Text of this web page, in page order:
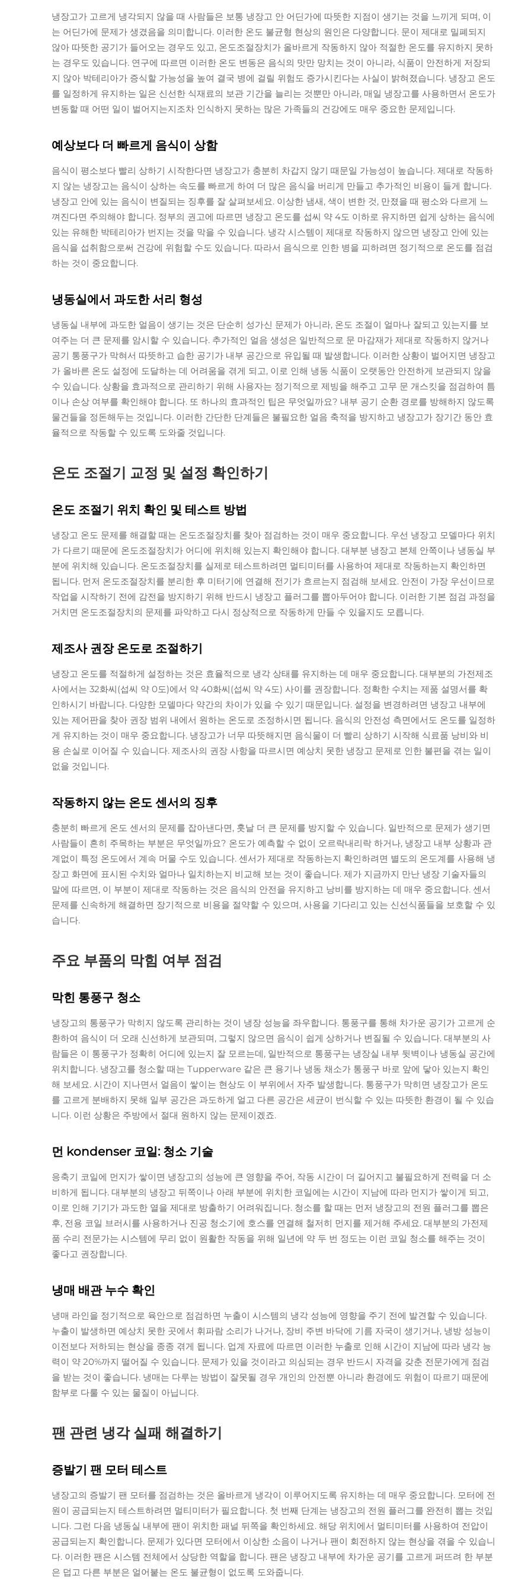
냉장고가 고르게 냉각되지 않을 때 사람들은 보통 냉장고 안 어딘가에 따뜻한 지점이 생기는 것을 느끼게 되며, 이
는 어딘가에 문제가 생겼음을 의미합니다. 이러한 온도 불균형 현상의 원인은 다양합니다. 문이 제대로 밀폐되지
않아 따뜻한 공기가 들어오는 경우도 있고, 온도조절장치가 올바르게 작동하지 않아 적절한 온도를 유지하지 못하
는 경우도 있습니다. 연구에 따르면 이러한 온도 변동은 음식의 맛만 망치는 것이 아니라, 식품이 안전하게 저장되
지 않아 박테리아가 증식할 가능성을 높여 결국 병에 걸릴 위험도 증가시킨다는 사실이 밝혀졌습니다. 냉장고 온도
를 일정하게 유지하는 일은 신선한 식재료의 보관 기간을 늘리는 것뿐만 아니라, 매일 냉장고를 사용하면서 온도가
변동할 때 어떤 일이 벌어지는지조차 인식하지 못하는 많은 가족들의 건강에도 매우 중요한 문제입니다.
예상보다 더 빠르게 음식이 상함
음식이 평소보다 빨리 상하기 시작한다면 냉장고가 충분히 차갑지 않기 때문일 가능성이 높습니다. 제대로 작동하
지 않는 냉장고는 음식이 상하는 속도를 빠르게 하여 더 많은 음식을 버리게 만들고 추가적인 비용이 들게 합니다.
냉장고 안에 있는 음식이 변질되는 징후를 잘 살펴보세요. 이상한 냄새, 색이 변한 것, 만졌을 때 평소와 다르게 느
껴진다면 주의해야 합니다. 정부의 권고에 따르면 냉장고 온도를 섭씨 약 4도 이하로 유지하면 쉽게 상하는 음식에
있는 유해한 박테리아가 번지는 것을 막을 수 있습니다. 냉각 시스템이 제대로 작동하지 않으면 냉장고 안에 있는
음식을 섭취함으로써 건강에 위험할 수도 있습니다. 따라서 음식으로 인한 병을 피하려면 정기적으로 온도를 점검
하는 것이 중요합니다.
냉동실에서 과도한 서리 형성
냉동실 내부에 과도한 얼음이 생기는 것은 단순히 성가신 문제가 아니라, 온도 조절이 얼마나 잘되고 있는지를 보
여주는 더 큰 문제를 암시할 수 있습니다. 추가적인 얼음 생성은 일반적으로 문 마감재가 제대로 작동하지 않거나
공기 통풍구가 막혀서 따뜻하고 습한 공기가 내부 공간으로 유입될 때 발생합니다. 이러한 상황이 벌어지면 냉장고
가 올바른 온도 설정에 도달하는 데 어려움을 겪게 되고, 이로 인해 냉동 식품이 오랫동안 안전하게 보관되지 않을
수 있습니다. 상황을 효과적으로 관리하기 위해 사용자는 정기적으로 제빙을 해주고 고무 문 개스킷을 점검하여 틈
이나 손상 여부를 확인해야 합니다. 또 하나의 효과적인 팁은 무엇일까요? 내부 공기 순환 경로를 방해하지 않도록
물건들을 정돈해두는 것입니다. 이러한 간단한 단계들은 불필요한 얼음 축적을 방지하고 냉장고가 장기간 동안 효
율적으로 작동할 수 있도록 도와줄 것입니다.
온도 조절기 교정 및 설정 확인하기
온도 조절기 위치 확인 및 테스트 방법
냉장고 온도 문제를 해결할 때는 온도조절장치를 찾아 점검하는 것이 매우 중요합니다. 우선 냉장고 모델마다 위치
가 다르기 때문에 온도조절장치가 어디에 위치해 있는지 확인해야 합니다. 대부분 냉장고 본체 안쪽이나 냉동실 부
분에 위치해 있습니다. 온도조절장치를 실제로 테스트하려면 멀티미터를 사용하여 제대로 작동하는지 확인하면
됩니다. 먼저 온도조절장치를 분리한 후 미터기에 연결해 전기가 흐르는지 점검해 보세요. 안전이 가장 우선이므로
작업을 시작하기 전에 감전을 방지하기 위해 반드시 냉장고 플러그를 뽑아두어야 합니다. 이러한 기본 점검 과정을
거치면 온도조절장치의 문제를 파악하고 다시 정상적으로 작동하게 만들 수 있을지도 모릅니다.
제조사 권장 온도로 조절하기
냉장고 온도를 적절하게 설정하는 것은 효율적으로 냉각 상태를 유지하는 데 매우 중요합니다. 대부분의 가전제조
사에서는 32화씨(섭씨 약 0도)에서 약 40화씨(섭씨 약 4도) 사이를 권장합니다. 정확한 수치는 제품 설명서를 확
인하시기 바랍니다. 다양한 모델마다 약간의 차이가 있을 수 있기 때문입니다. 설정을 변경하려면 냉장고 내부에
있는 제어판을 찾아 권장 범위 내에서 원하는 온도로 조정하시면 됩니다. 음식의 안전성 측면에서도 온도를 일정하
게 유지하는 것이 매우 중요합니다. 냉장고가 너무 따뜻해지면 음식물이 더 빨리 상하기 시작해 식료품 낭비와 비
용 손실로 이어질 수 있습니다. 제조사의 권장 사항을 따르시면 예상치 못한 냉장고 문제로 인한 불편을 겪는 일이
없을 것입니다.
작동하지 않는 온도 센서의 징후
충분히 빠르게 온도 센서의 문제를 잡아낸다면, 훗날 더 큰 문제를 방지할 수 있습니다. 일반적으로 문제가 생기면
사람들이 흔히 주목하는 부분은 무엇일까요? 온도가 예측할 수 없이 오르락내리락 하거나, 냉장고 내부 상황과 관
계없이 특정 온도에서 계속 머물 수도 있습니다. 센서가 제대로 작동하는지 확인하려면 별도의 온도계를 사용해 냉
장고 화면에 표시된 수치와 얼마나 일치하는지 비교해 보는 것이 좋습니다. 제가 지금까지 만난 냉장 기술자들의
말에 따르면, 이 부분이 제대로 작동하는 것은 음식의 안전을 유지하고 낭비를 방지하는 데 매우 중요합니다. 센서
문제를 신속하게 해결하면 장기적으로 비용을 절약할 수 있으며, 사용을 기다리고 있는 신선식품들을 보호할 수 있
습니다.
주요 부품의 막힘 여부 점검
막힌 통풍구 청소
냉장고의 통풍구가 막히지 않도록 관리하는 것이 냉장 성능을 좌우합니다. 통풍구를 통해 차가운 공기가 고르게 순
환하여 음식이 더 오래 신선하게 보관되며, 그렇지 않으면 음식이 쉽게 상하거나 변질될 수 있습니다. 대부분의 사
람들은 이 통풍구가 정확히 어디에 있는지 잘 모르는데, 일반적으로 통풍구는 냉장실 내부 뒷벽이나 냉동실 공간에
위치합니다. 냉장고를 청소할 때는 Tupperware 같은 큰 용기나 냉동 채소가 통풍구 바로 앞에 닿아 있는지 확인
해 보세요. 시간이 지나면서 얼음이 쌓이는 현상도 이 부위에서 자주 발생합니다. 통풍구가 막히면 냉장고가 온도
를 고르게 분배하지 못해 일부 공간은 과도하게 얼고 다른 공간은 세균이 번식할 수 있는 따뜻한 환경이 될 수 있습
니다. 이런 상황은 주방에서 절대 원하지 않는 문제이겠죠.
먼 kondenser 코일: 청소 기술
응축기 코일에 먼지가 쌓이면 냉장고의 성능에 큰 영향을 주어, 작동 시간이 더 길어지고 불필요하게 전력을 더 소
비하게 됩니다. 대부분의 냉장고 뒤쪽이나 아래 부분에 위치한 코일에는 시간이 지남에 따라 먼지가 쌓이게 되고,
이로 인해 기기가 과도한 열을 제대로 방출하기 어려워집니다. 청소를 할 때는 먼저 냉장고의 전원 플러그를 뽑은
후, 전용 코일 브러시를 사용하거나 진공 청소기에 호스를 연결해 철저히 먼지를 제거해 주세요. 대부분의 가전제
품 수리 전문가는 시스템에 무리 없이 원활한 작동을 위해 일년에 약 두 번 정도는 이런 코일 청소를 해주는 것이
좋다고 권장합니다.
냉매 배관 누수 확인
냉매 라인을 정기적으로 육안으로 점검하면 누출이 시스템의 냉각 성능에 영향을 주기 전에 발견할 수 있습니다.
누출이 발생하면 예상치 못한 곳에서 휘파람 소리가 나거나, 장비 주변 바닥에 기름 자국이 생기거나, 냉방 성능이
이전보다 저하되는 현상을 종종 겪게 됩니다. 업계 자료에 따르면 이러한 누출로 인해 시간이 지남에 따라 냉각 능
력이 약 20%까지 떨어질 수 있습니다. 문제가 있을 것이라고 의심되는 경우 반드시 자격을 갖춘 전문가에게 점검
을 받는 것이 좋습니다. 냉매는 다루는 방법이 잘못될 경우 개인의 안전뿐 아니라 환경에도 위험이 따르기 때문에
함부로 다룰 수 있는 물질이 아닙니다.
팬 관련 냉각 실패 해결하기
증발기 팬 모터 테스트
냉장고의 증발기 팬 모터를 점검하는 것은 올바르게 냉각이 이루어지도록 유지하는 데 매우 중요합니다. 모터에 전
원이 공급되는지 테스트하려면 멀티미터가 필요합니다. 첫 번째 단계는 냉장고의 전원 플러그를 완전히 뽑는 것입
니다. 그런 다음 냉동실 내부에 팬이 위치한 패널 뒤쪽을 확인하세요. 해당 위치에서 멀티미터를 사용하여 전압이
공급되는지 확인합니다. 문제가 있다면 모터에서 이상한 소음이 나거나 팬이 회전하지 않는 현상을 겪을 수 있습니
다. 이러한 팬은 시스템 전체에서 상당한 역할을 합니다. 팬은 냉장고 내부에 차가운 공기를 고르게 퍼뜨려 한 부분
은 덥고 다른 부분은 얼어붙는 온도 불균형이 없도록 도와줍니다.